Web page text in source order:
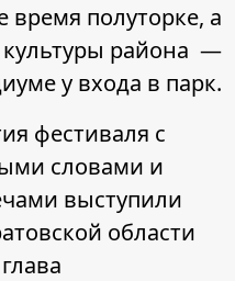
полуторке, а
района —
у входа в парк.
фестиваля с
словами и
выступили
области